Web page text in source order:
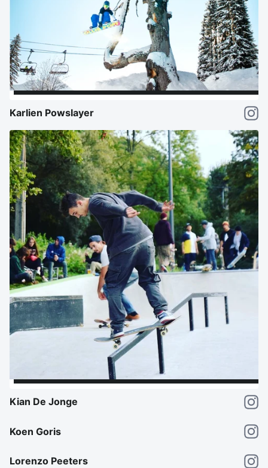
Karlien Powslayer
Kian De Jonge
PRO RIDER
Koen Goris
PRO RIDER
Lorenzo Peeters